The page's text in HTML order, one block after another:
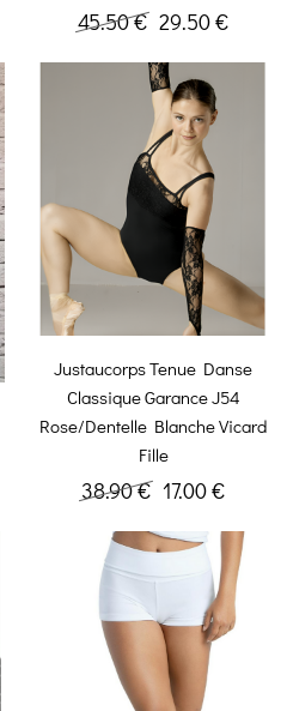
45.50 € 29.50 €
Justaucorps Tenue Danse
Classique Garance J54
Rose/Dentelle Blanche Vicard
Fille
38.90 € 17.00 €